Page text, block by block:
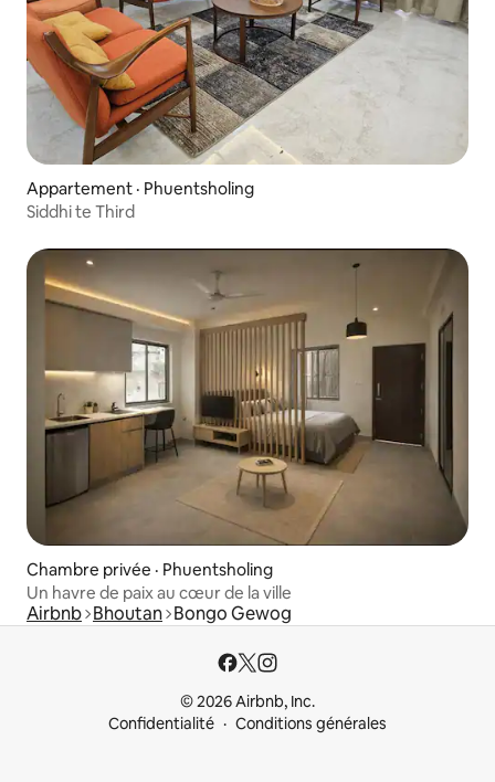
Appartement · Phuentsholing
Siddhi te Third
Chambre privée · Phuentsholing
Un havre de paix au cœur de la ville
Airbnb Bhoutan Bongo Gewog
© 2026 Airbnb, Inc.
Confidentialité
Conditions générales